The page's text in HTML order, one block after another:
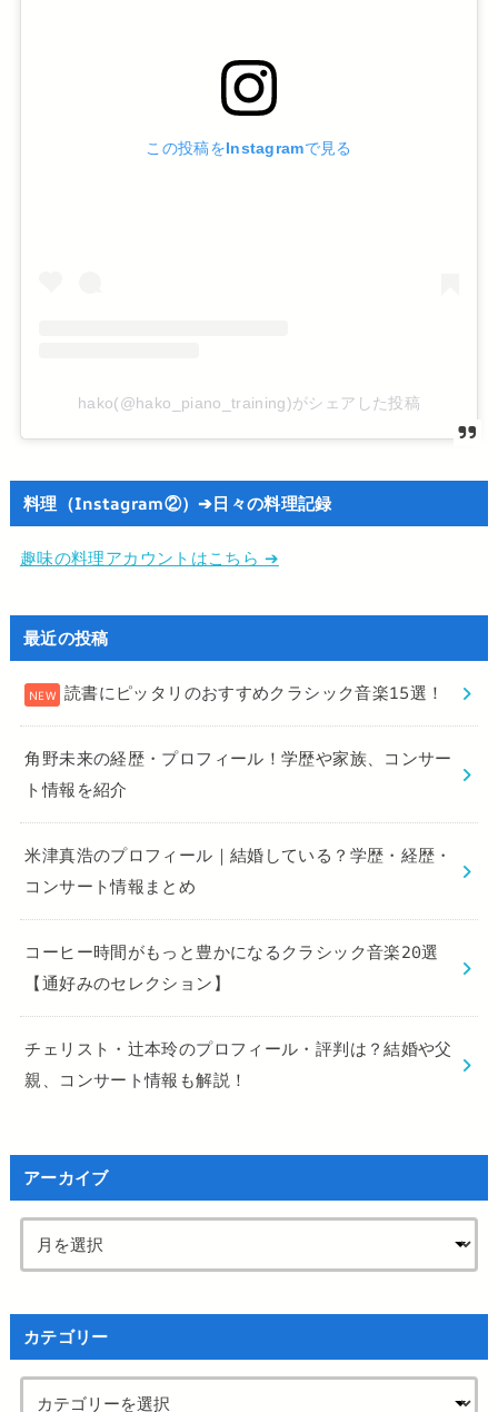
この投稿をInstagramで見る
hako(@hako_piano_training)がシェアした投稿
料理（Instagram②）➔日々の料理記録
趣味の料理アカウントはこちら ➔
最近の投稿
読書にピッタリのおすすめクラシック音楽15選！
角野未来の経歴・プロフィール！学歴や家族、コンサー
ト情報を紹介
米津真浩のプロフィール｜結婚している？学歴・経歴・
コンサート情報まとめ
コーヒー時間がもっと豊かになるクラシック音楽20選
【通好みのセレクション】
チェリスト・辻本玲のプロフィール・評判は？結婚や父
親、コンサート情報も解説！
アーカイブ
カテゴリー